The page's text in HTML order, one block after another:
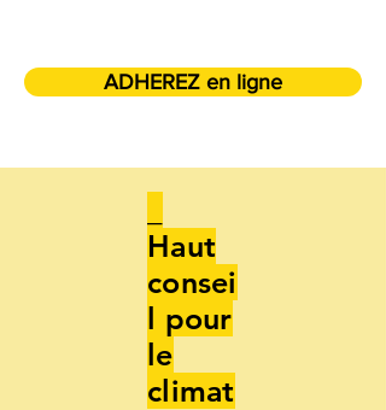
ADHEREZ en ligne
Haut
consei
l pour
le
climat